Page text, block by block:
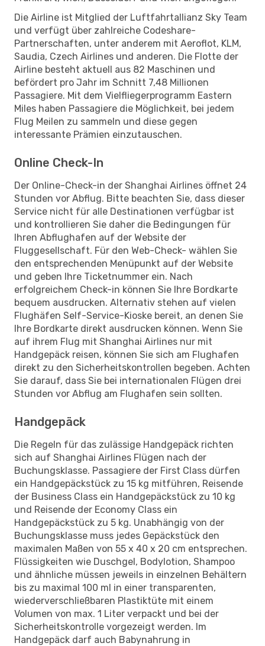
Die Airline ist Mitglied der Luftfahrtallianz Sky Team
und verfügt über zahlreiche Codeshare-
Partnerschaften, unter anderem mit Aeroflot, KLM,
Saudia, Czech Airlines und anderen. Die Flotte der
Airline besteht aktuell aus 82 Maschinen und
befördert pro Jahr im Schnitt 7,48 Millionen
Passagiere. Mit dem Vielfliegerprogramm Eastern
Miles haben Passagiere die Möglichkeit, bei jedem
Flug Meilen zu sammeln und diese gegen
interessante Prämien einzutauschen.
Online Check-In
Der Online-Check-in der Shanghai Airlines öffnet 24
Stunden vor Abflug. Bitte beachten Sie, dass dieser
Service nicht für alle Destinationen verfügbar ist
und kontrollieren Sie daher die Bedingungen für
Ihren Abflughafen auf der Website der
Fluggesellschaft. Für den Web-Check- wählen Sie
den entsprechenden Menüpunkt auf der Website
und geben Ihre Ticketnummer ein. Nach
erfolgreichem Check-in können Sie Ihre Bordkarte
bequem ausdrucken. Alternativ stehen auf vielen
Flughäfen Self-Service-Kioske bereit, an denen Sie
Ihre Bordkarte direkt ausdrucken können. Wenn Sie
auf ihrem Flug mit Shanghai Airlines nur mit
Handgepäck reisen, können Sie sich am Flughafen
direkt zu den Sicherheitskontrollen begeben. Achten
Sie darauf, dass Sie bei internationalen Flügen drei
Stunden vor Abflug am Flughafen sein sollten.
Handgepäck
Die Regeln für das zulässige Handgepäck richten
sich auf Shanghai Airlines Flügen nach der
Buchungsklasse. Passagiere der First Class dürfen
ein Handgepäckstück zu 15 kg mitführen, Reisende
der Business Class ein Handgepäckstück zu 10 kg
und Reisende der Economy Class ein
Handgepäckstück zu 5 kg. Unabhängig von der
Buchungsklasse muss jedes Gepäckstück den
maximalen Maßen von 55 x 40 x 20 cm entsprechen.
Flüssigkeiten wie Duschgel, Bodylotion, Shampoo
und ähnliche müssen jeweils in einzelnen Behältern
bis zu maximal 100 ml in einer transparenten,
wiederverschließbaren Plastiktüte mit einem
Volumen von max. 1 Liter verpackt und bei der
Sicherheitskontrolle vorgezeigt werden. Im
Handgepäck darf auch Babynahrung in